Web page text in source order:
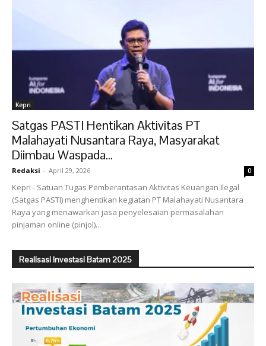
Kepri
Satgas PASTI Hentikan Aktivitas PT
Malahayati Nusantara Raya, Masyarakat
Diimbau Waspada...
Redaksi - April 29, 2026 0
Kepri - Satuan Tugas Pemberantasan Aktivitas Keuangan Ilegal
(Satgas PASTI) menghentikan kegiatan PT Malahayati Nusantara
Raya yang menawarkan jasa penyelesaian permasalahan
pinjaman online (pinjol)...
Realisasi Investasi Batam 2025